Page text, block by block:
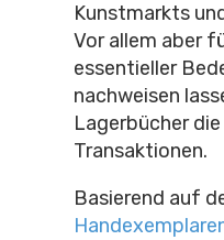
Kunstmarkts
Vor allem aber
essentieller
nachweisen
Lagerbücher
Transaktionen.
Basierend auf